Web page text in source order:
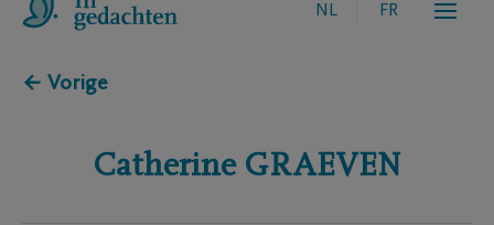
NL FR
← Vorige
Catherine GRAEVEN